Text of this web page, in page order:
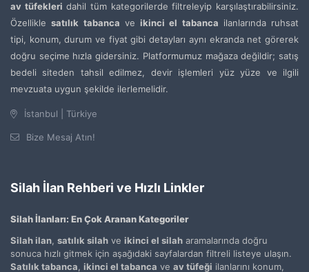
av tüfekleri dahil tüm kategorilerde filtreleyip karşılaştırabilirsiniz.
Özelliklesatılık tabanca ve ikinci el tabanca ilanlarında ruhsat
tipi, konum, durum ve fiyat gibi detayları aynı ekranda net görerek
doğru seçime hızla gidersiniz. Platformumuz mağaza değildir; satış
bedeli siteden tahsil edilmez, devir işlemleri yüz yüze ve ilgili
mevzuata uygun şekilde ilerlemelidir.
İstanbul | Türkiye
Bize Mesaj Atın!
Silah İlan Rehberi ve Hızlı Linkler
Silah İlanları: En Çok Aranan Kategoriler
Silah ilan, satılık silah ve ikinci el silah aramalarında doğru
sonuca hızlı gitmek için aşağıdaki sayfalardan filtreli listeye ulaşın.
Satılık tabanca, ikinci el tabanca ve av tüfeği ilanlarını konum,